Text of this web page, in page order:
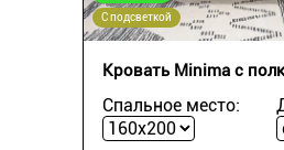
С подсветкой
Кровать Minima с
Спальное место: